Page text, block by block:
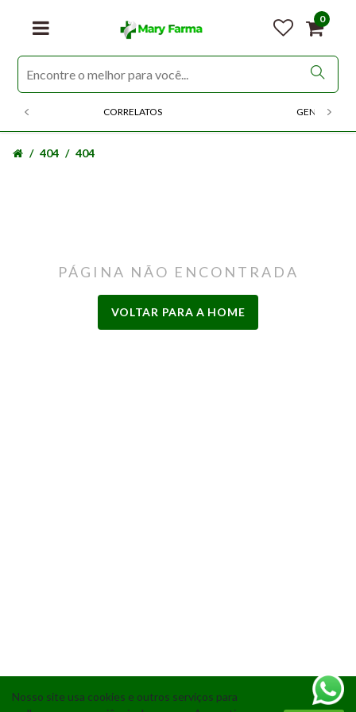
Nosso site usa cookies e outros serviços para
0
CORRELATOS GENERICOS
404 404
PÁGINA NÃO ENCONTRADA
VOLTAR PARA A HOME